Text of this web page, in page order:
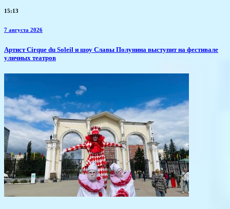
15:13
7 августа 2026
Артист Cirque du Soleil и шоу Славы Полунина выступит на фестивале
уличных театров